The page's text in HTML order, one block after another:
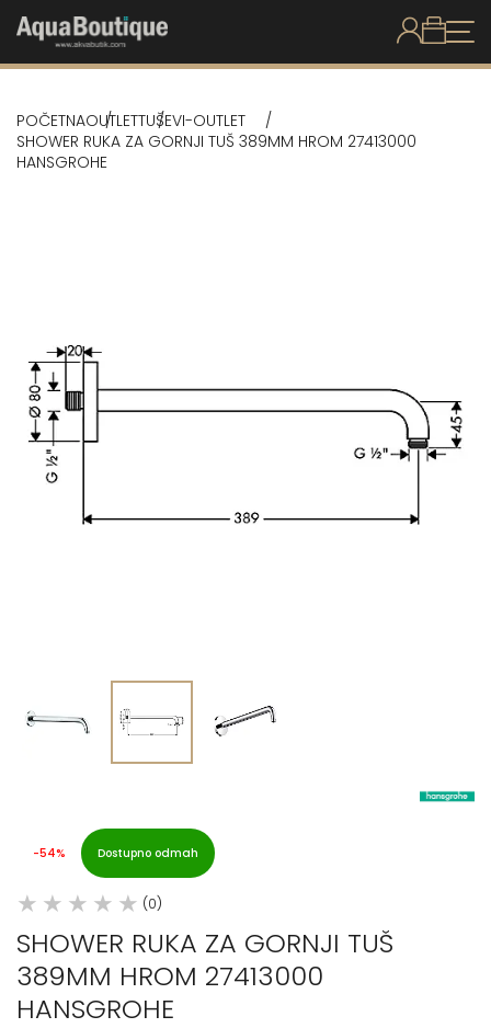
POČETNAOUTLETTUŠEVI-OUTLET
SHOWER RUKA ZA GORNJI TUŠ 389MM HROM 27413000
HANSGROHE
-54% Dostupno odmah
(0)
SHOWER RUKA ZA GORNJI TUŠ
389MM HROM 27413000
HANSGROHE